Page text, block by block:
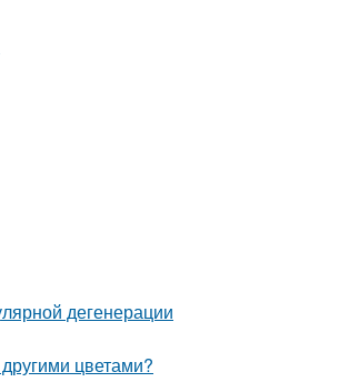
дегенерации
цветами?